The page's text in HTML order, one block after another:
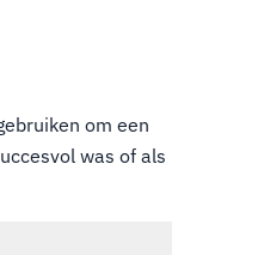
om een
was of als